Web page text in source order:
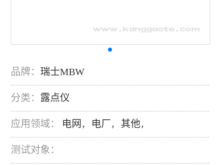
品牌： 瑞士MBW
分类： 露点仪
应用领域： 电网 ， 电厂， 其他，
测试对象：